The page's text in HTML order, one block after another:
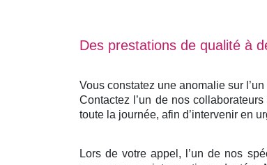
Des prestations de qualité à
Vous constatez une anomalie sur
Contactez l’un de nos
toute la journée, afin d’intervenir en
Lors de votre appel, l’un de nos